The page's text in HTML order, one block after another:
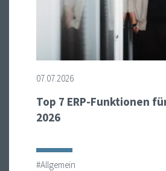
07.07.2026
Top 7 ERP-Funktionen
2026
#Allgemein